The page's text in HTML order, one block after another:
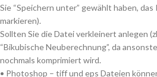
Sie “Speichern unter” gewählt haben,
markieren).
Sollten Sie die Datei verkleinert anlegen
“Bikubische Neuberechnung”, da
nochmals komprimiert wird.
• Photoshop – tiff und eps Dateien